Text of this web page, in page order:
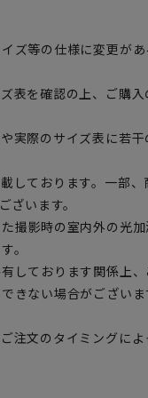
ズ等の仕様に変更が
表を確認の上、ご購
実際のサイズ表に若
しております。一部、
ざいます。
撮影時の室内外の光
。
しております関係上
きない場合がござい
注文のタイミングに